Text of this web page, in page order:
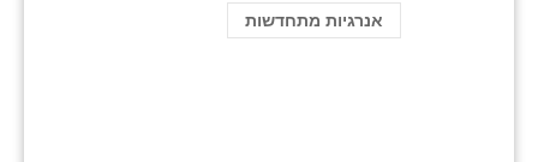
אנרגיות מתחדשות